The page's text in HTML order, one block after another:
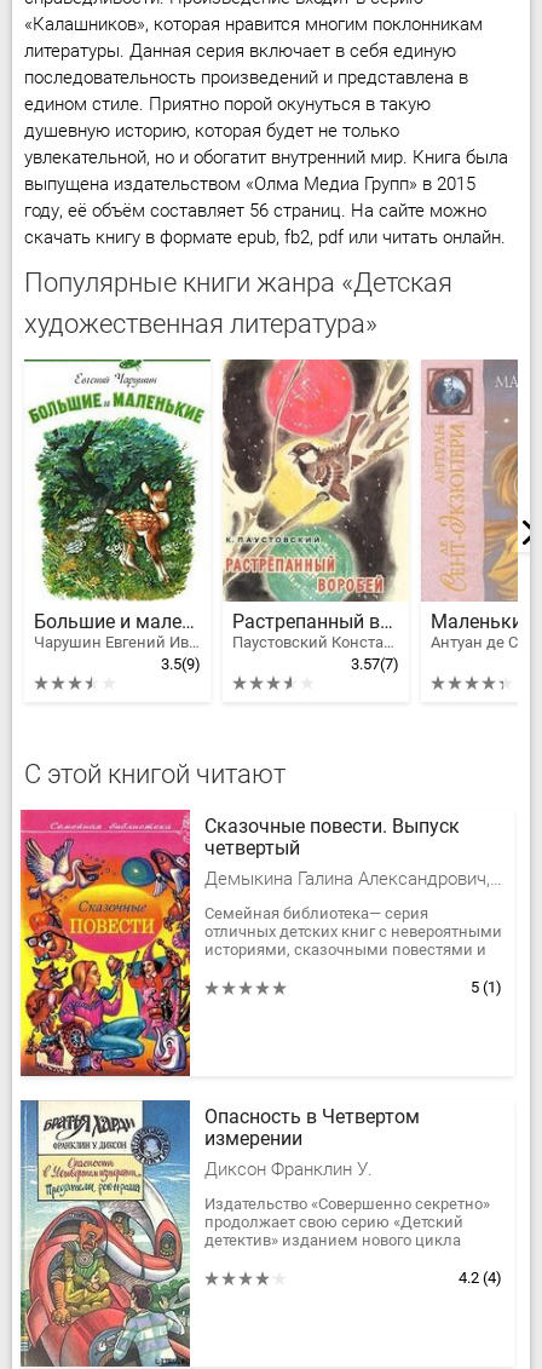
«Калашников», которая нравится многим поклонникам
литературы. Данная серия включает в себя единую
последовательность произведений и представлена в
едином стиле. Приятно порой окунуться в такую
душевную историю, которая будет не только
увлекательной, но и обогатит внутренний мир. Книга была
выпущена издательством «Олма Медиа Групп» в 2015
году, её объём составляет 56 страниц. На сайте можно
скачать книгу в формате epub, fb2, pdf или читать онлайн.
Популярные книги жанра «Детская
художественная литература»
Большие и маленькие
Чарушин Евгений Иванович
3.5(9)
Растрепанный воробей
Паустовский Константин Георгиевич
3.57(7)
Маленький
С этой книгой читают
Сказочные повести. Выпуск
четвертый
Демыкина Галина Александрович, Балл Георгий Александрович
Семейная библиотека— серия
отличных детских книг с невероятными
историями, сказочными повестями и
вошли сказочные повести: Георгия...5 (1)
Опасность в Четвертом
измерении
Диксон Франклин У.
Издательство «Совершенно секретно»
продолжает свою серию «Детский
детектив» изданием нового цикла
братьев Харди. Теперь юные сыщики...
4.2 (4)